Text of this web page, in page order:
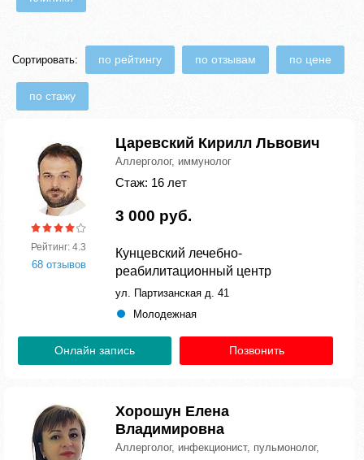
Сортировать: по рейтингу по отзывам по цене
по стажу
Рейтинг: 4.3
68 отзывов
Царевский Кирилл Львович
Аллерголог, иммунолог
Стаж: 16 лет
3 000 руб.
Кунцевский лечебно-
реабилитационный центр
ул. Партизанская д. 41
Молодежная
Онлайн запись Позвонить
Хорошун Елена
Владимировна
Аллерголог, инфекционист, пульмонолог,